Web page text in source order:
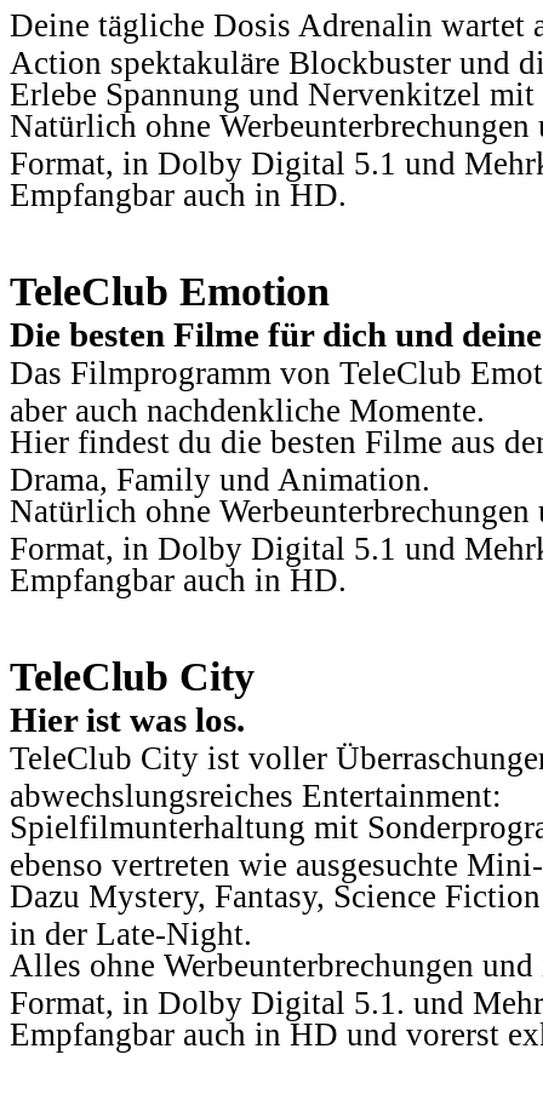
Deine tägliche Dosis Adrenalin wartet
Action spektakuläre Blockbuster und
Erlebe Spannung und Nervenkitzel
Natürlich ohne
Format, in Dolby Digital 5.1 und
Empfangbar auch in HD.
TeleClub Emotion
Die besten Filme für dich und
Das Filmprogramm von TeleClub
aber auch nachdenkliche Momente.
Hier findest du die besten Filme aus
Drama, Family und Animation.
Natürlich ohne
Format, in Dolby Digital 5.1 und
Empfangbar auch in HD.
TeleClub City
Hier ist was los.
TeleClub City ist voller
abwechslungsreiches Entertainment:
Spielfilmunterhaltung mit
ebenso vertreten wie ausgesuchte
Dazu Mystery, Fantasy, Science
in der Late-Night.
Alles ohne Werbeunterbrechungen
Format, in Dolby Digital 5.1. und
Empfangbar auch in HD und vorerst